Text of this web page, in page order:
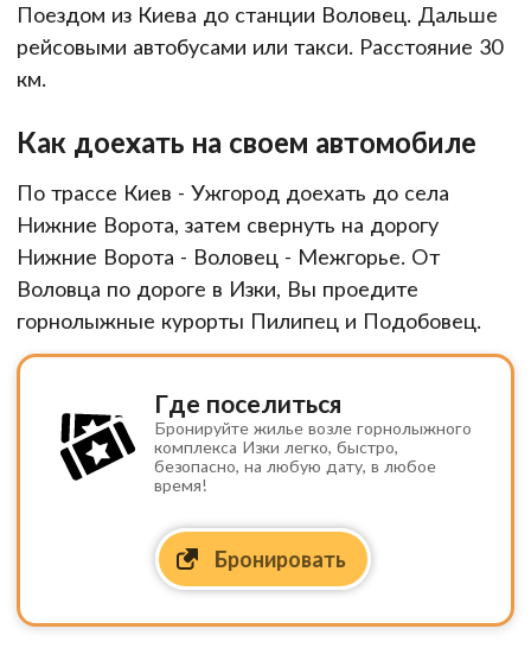
Поездом из Киева до станции Воловец. Дальше
рейсовыми автобусами или такси. Расстояние 30
км.
Как доехать на своем автомобиле
По трассе Киев - Ужгород доехать до села
Нижние Ворота, затем свернуть на дорогу
Нижние Ворота - Воловец - Межгорье. От
Воловца по дороге в Изки, Вы проедите
горнолыжные курорты Пилипец и Подобовец.
Где поселиться
Бронируйте жилье возле горнолыжного
комплекса Изки легко, быстро,
безопасно, на любую дату, в любое
время!
Бронировать